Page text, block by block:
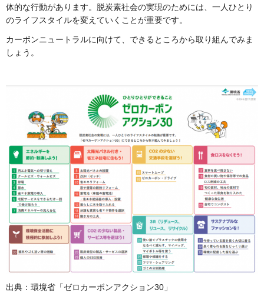
体的な行動があります。脱炭素社会の実現のためには、一人ひとり
のライフスタイルを変えていくことが重要です。
カーボンニュートラルに向けて、できるところから取り組んでみま
しょう。
出典：環境省「ゼロカーボンアクション30」